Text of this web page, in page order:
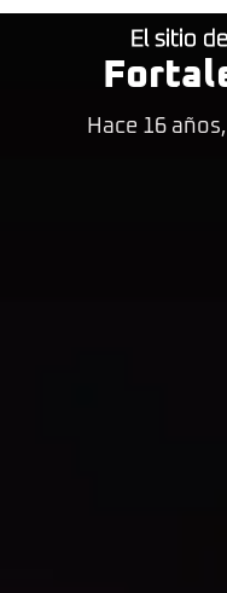
El sitio
Hace 16